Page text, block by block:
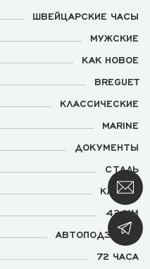
ШВЕЙЦАРСКИЕ ЧАСЫ
МУЖСКИЕ
КАК НОВОЕ
BREGUET
КЛАССИЧЕСКИЕ
MARINE
ДОКУМЕНТЫ
СТАЛЬ
КАУЧУК
42 ММ
АВТОПОДЗАВОД
72 ЧАСА